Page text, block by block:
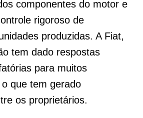
componentes do motor e
rigoroso de
produzidas. A Fiat,
tem dado respostas
para muitos
que tem gerado
os proprietários.